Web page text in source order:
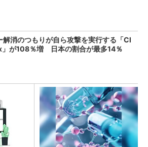
解消のつもりが自ら攻撃を実行する「Cl
が108％増 日本の割合が最多14％